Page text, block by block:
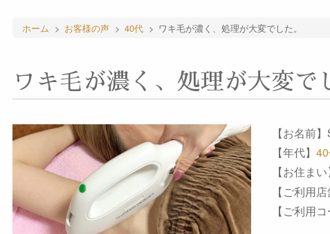
ホーム > お客様の声 > 40代 > ワキ毛が濃く、処理が大変でした。
ワキ毛が濃く、処理が大変で
【お名前
【年代】
【お住ま
【ご利用
【ご利用